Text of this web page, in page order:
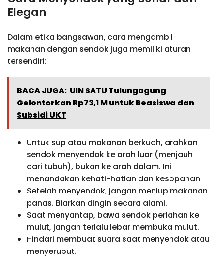
Elegan
Dalam etika bangsawan, cara mengambil
makanan dengan sendok juga memiliki aturan
tersendiri:
BACA JUGA: UIN SATU Tulungagung
Gelontorkan Rp73,1 M untuk Beasiswa dan
Subsidi UKT
Untuk sup atau makanan berkuah, arahkan
sendok menyendok ke arah luar (menjauh
dari tubuh), bukan ke arah dalam. Ini
menandakan kehati-hatian dan kesopanan.
Setelah menyendok, jangan meniup makanan
panas. Biarkan dingin secara alami.
Saat menyantap, bawa sendok perlahan ke
mulut, jangan terlalu lebar membuka mulut.
Hindari membuat suara saat menyendok atau
menyeruput.